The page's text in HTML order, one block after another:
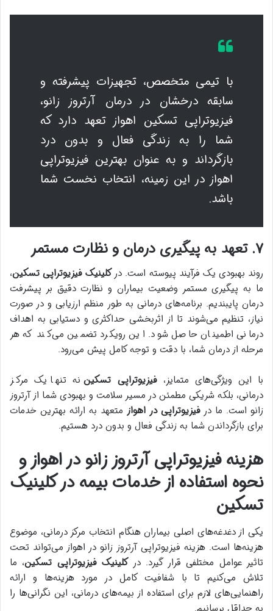
با تیمی متخصص، تجهیزات پیشرفته و
سابقه درخشان در درمان آرتروز زانو،
فیزیوتراپی تسکین اهواز تعهد دارد که
شما را به زندگی فعال و بدون درد
بازگرداند و به عنوان بهترین فیزیوتراپی
اهواز در این زمینه، انتخاب نخست شما
باشد.
۷. تعهد به پیگیری درمان و نظارت مستمر
روند بهبودی یک فرآیند پیوسته است. درکلینیک فیزیوتراپی تسکین،
ما به پیگیری مستمر وضعیت بیماران و نظارت دقیق بر پیشرفت
درمان پایبندیم. برنامه‌های درمانی به طور منظم ارزیابی و در صورت
نیاز، تنظیم می‌شوند تا از اثربخشی حداکثری و دستیابی به اهداف
درمانی اطمینان حاصل شود. این رویکرد تضمین می‌کند که هر
مرحله از درمان شما، با دقت و توجه کامل پیش می‌رود.
با این ویژگی‌های متمایز،فیزیوتراپی تسکیننه تنها یک مرکز
درمانی، بلکه شریکی مطمئن در مسیر سلامت و بهبودی شما از آرتروز
زانو است. ما درفیزیوتراپی در اهواز متعهد به ارائه بهترین خدمات
برای بازگرداندن شما به زندگی فعال و بدون درد هستیم.
هزینه فیزیوتراپی آرتروز زانو در اهواز و
نحوه استفاده از خدمات بیمه در کلینیک
تسکین
یکی از دغدغه‌های اصلی بیماران هنگام انتخاب مرکز درمانی، موضوع
هزینه‌ها است. هزینه فیزیوتراپی آرتروز زانو در اهواز می‌تواند تحت
تاثیر عوامل مختلفی قرار گیرد. درکلینیک فیزیوتراپی تسکین، ما
تلاش می‌کنیم تا با شفافیت کامل در مورد هزینه‌ها و ارائه
راهنمایی‌های لازم برای استفاده از بیمه‌های درمانی، این نگرانی‌ها را